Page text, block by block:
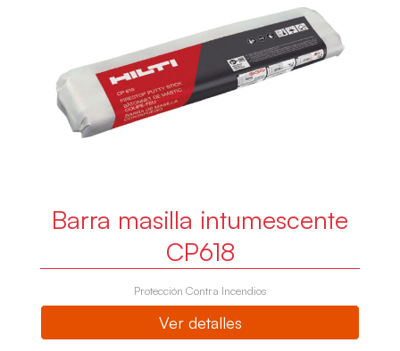
Barra masilla intumescente
CP618
Protección Contra Incendios
Ver detalles